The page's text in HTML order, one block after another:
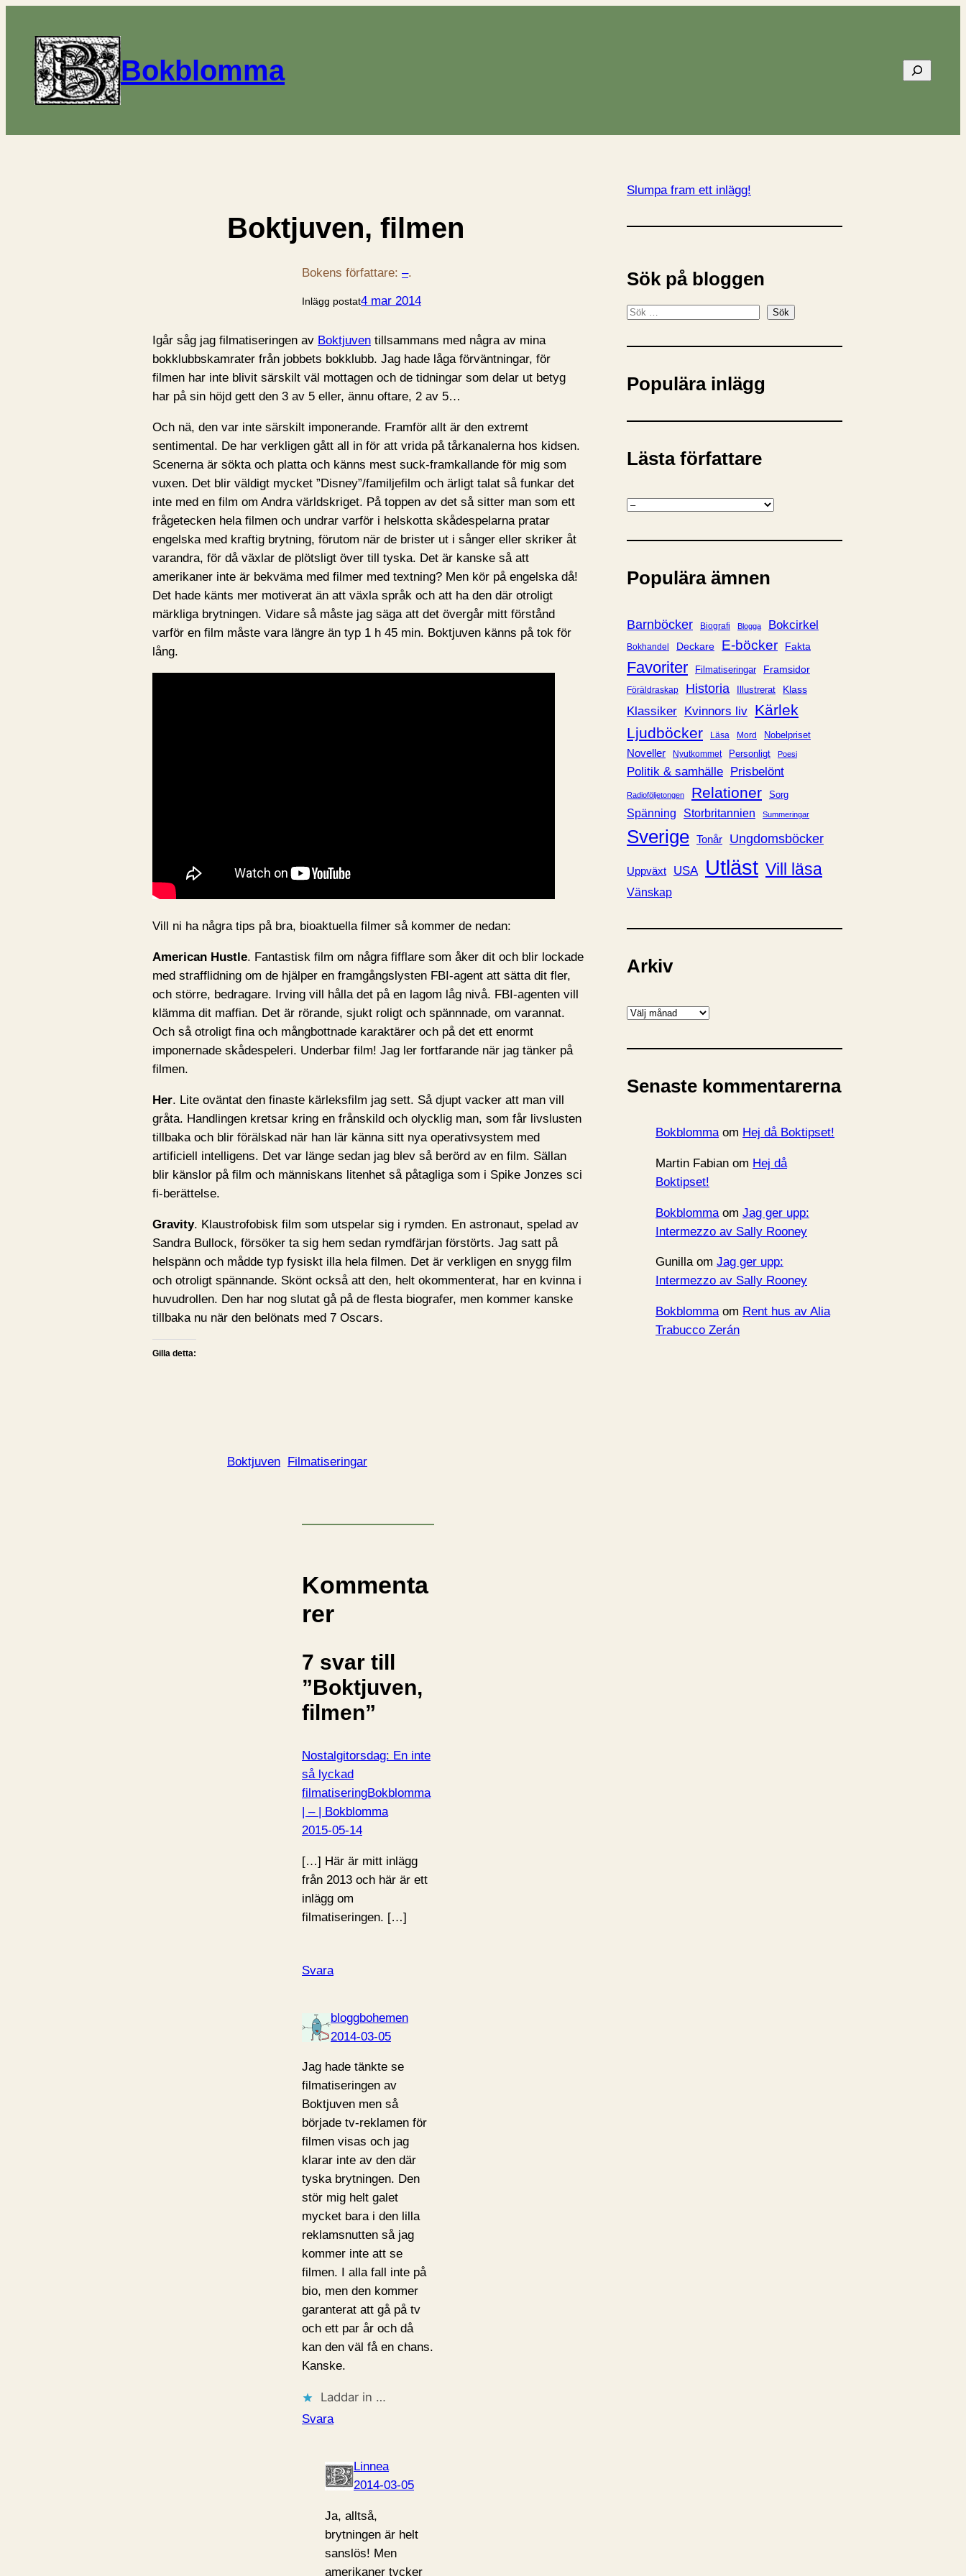
Bokblomma Sök
Boktjuven, filmen
Bokens författare: –.
Inlägg postat4 mar 2014
Igår såg jag filmatiseringen av Boktjuven tillsammans med några av mina
bokklubbskamrater från jobbets bokklubb. Jag hade låga förväntningar, för
filmen har inte blivit särskilt väl mottagen och de tidningar som delar ut betyg
har på sin höjd gett den 3 av 5 eller, ännu oftare, 2 av 5…
Och nä, den var inte särskilt imponerande. Framför allt är den extremt
sentimental. De har verkligen gått all in för att vrida på tårkanalerna hos kidsen.
Scenerna är sökta och platta och känns mest suck-framkallande för mig som
vuxen. Det blir väldigt mycket ”Disney”/familjefilm och ärligt talat så funkar det
inte med en film om Andra världskriget. På toppen av det så sitter man som ett
frågetecken hela filmen och undrar varför i helskotta skådespelarna pratar
engelska med kraftig brytning, förutom när de brister ut i sånger eller skriker åt
varandra, för då växlar de plötsligt över till tyska. Det är kanske så att
amerikaner inte är bekväma med filmer med textning? Men kör på engelska då!
Det hade känts mer motiverat än att växla språk och att ha den där otroligt
märkliga brytningen. Vidare så måste jag säga att det övergår mitt förstånd
varför en film måste vara längre än typ 1 h 45 min. Boktjuven känns på tok för
lång.
Vill ni ha några tips på bra, bioaktuella filmer så kommer de nedan:
American Hustle. Fantastisk film om några fifflare som åker dit och blir lockade
med strafflidning om de hjälper en framgångslysten FBI-agent att sätta dit fler,
och större, bedragare. Irving vill hålla det på en lagom låg nivå. FBI-agenten vill
klämma dit maffian. Det är rörande, sjukt roligt och spännnade, om varannat.
Och så otroligt fina och mångbottnade karaktärer och på det ett enormt
imponernade skådespeleri. Underbar film! Jag ler fortfarande när jag tänker på
filmen.
Her. Lite oväntat den finaste kärleksfilm jag sett. Så djupt vacker att man vill
gråta. Handlingen kretsar kring en frånskild och olycklig man, som får livslusten
tillbaka och blir förälskad när han lär känna sitt nya operativsystem med
artificiell intelligens. Det var länge sedan jag blev så berörd av en film. Sällan
blir känslor på film och människans litenhet så påtagliga som i Spike Jonzes sci
fi-berättelse.
Gravity. Klaustrofobisk film som utspelar sig i rymden. En astronaut, spelad av
Sandra Bullock, försöker ta sig hem sedan rymdfärjan förstörts. Jag satt på
helspänn och mådde typ fysiskt illa hela filmen. Det är verkligen en snygg film
och otroligt spännande. Skönt också att den, helt okommenterat, har en kvinna i
huvudrollen. Den har nog slutat gå på de flesta biografer, men kommer kanske
tillbaka nu när den belönats med 7 Oscars.
Gilla detta:
Boktjuven Filmatiseringar
Kommenta
rer
7 svar till
”Boktjuven,
filmen”
Nostalgitorsdag: En inte
så lyckad
filmatiseringBokblomma
| – | Bokblomma
2015-05-14
[…] Här är mitt inlägg
från 2013 och här är ett
inlägg om
filmatiseringen. […]
Svara
bloggbohemen
2014-03-05
Jag hade tänkte se
filmatiseringen av
Boktjuven men så
började tv-reklamen för
filmen visas och jag
klarar inte av den där
tyska brytningen. Den
stör mig helt galet
mycket bara i den lilla
reklamsnutten så jag
kommer inte att se
filmen. I alla fall inte på
bio, men den kommer
garanterat att gå på tv
och ett par år och då
kan den väl få en chans.
Kanske.
Laddar in …
Svara
Linnea
2014-03-05
Ja, alltså,
brytningen är helt
sanslös! Men
amerikaner tycker
Slumpa fram ett inlägg!
Sök på bloggen
S
k
Sök
Populära inlägg
Lästa författare
K
t
g
i
e
r
Populära ämnen
Barnböcker Biografi Blogga Bokcirkel
Bokhandel Deckare E-böcker Fakta
Favoriter Filmatiseringar Framsidor
Föräldraskap Historia Illustrerat Klass
Klassiker Kvinnors liv Kärlek
Ljudböcker
Läsa Mord Nobelpriset
Noveller Nyutkommet Personligt Poesi
Politik & samhälle Prisbelönt
Radioföljetongen Relationer Sorg
Spänning Storbritannien Summeringar
Sverige Tonår Ungdomsböcker
Uppväxt USA Utläst Vill läsa
Vänskap
Arkiv
A
k
v
Senaste kommentarerna
Bokblommaom Hej då Boktipset!
Martin Fabian om Hej då
Boktipset!
Bokblomma om Jag ger upp:
Intermezzo av Sally Rooney
Gunillaom Jag ger upp:
Intermezzo av Sally Rooney
Bokblommaom Rent hus av Alia
Trabucco Zerán